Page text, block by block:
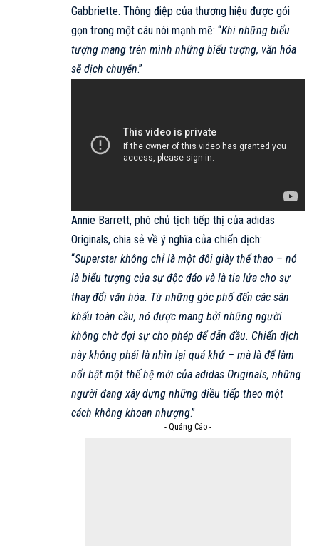
Gabbriette. Thông điệp của thương hiệu được gói
gọn trong một câu nói mạnh mẽ: “Khi những biểu
tượng mang trên mình những biểu tượng, văn hóa
sẽ dịch chuyển.”
Annie Barrett, phó chủ tịch tiếp thị của adidas
Originals, chia sẻ về ý nghĩa của chiến dịch:
“Superstar không chỉ là một đôi giày thể thao – nó
là biểu tượng của sự độc đáo và là tia lửa cho sự
thay đổi văn hóa. Từ những góc phố đến các sân
khấu toàn cầu, nó được mang bởi những người
không chờ đợi sự cho phép để dẫn đầu. Chiến dịch
này không phải là nhìn lại quá khứ – mà là để làm
nổi bật một thế hệ mới của adidas Originals, những
người đang xây dựng những điều tiếp theo một
cách không khoan nhượng.”
- Quảng Cáo -